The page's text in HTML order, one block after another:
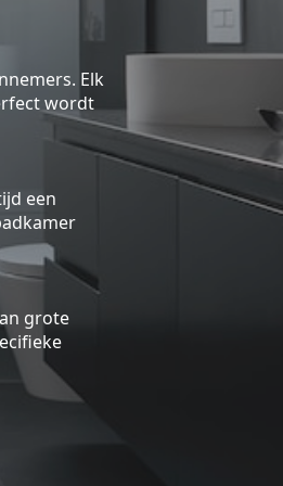
Elk
wordt
een
grote